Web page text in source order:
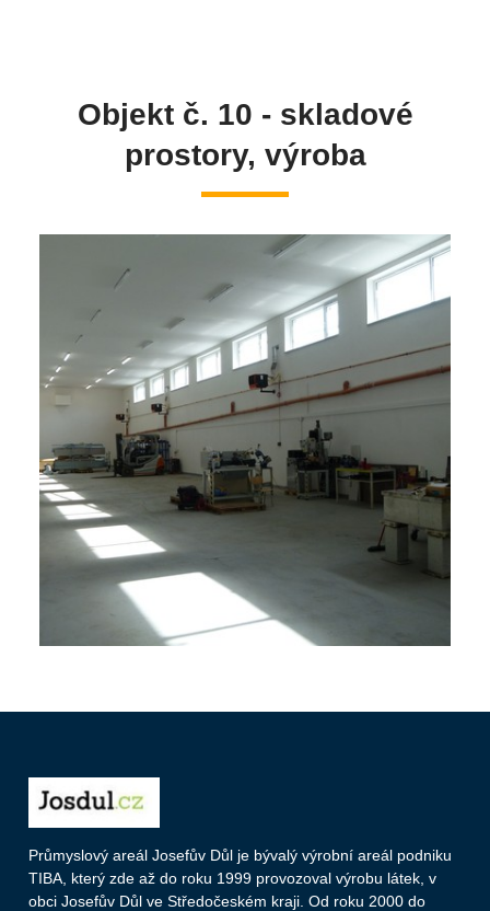
Objekt č. 10 - skladové
prostory, výroba
Průmyslový areál Josefův Důl je bývalý výrobní areál podniku
TIBA, který zde až do roku 1999 provozoval výrobu látek, v
obci Josefův Důl ve Středočeském kraji. Od roku 2000 do